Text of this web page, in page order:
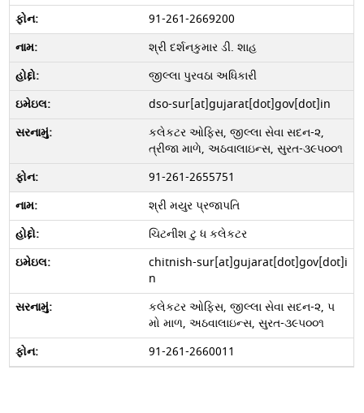
91-261-2669200
શ્રી દર્શનકુમાર ડી. શાહ
જીલ્લા પુરવઠા અધિકારી
dso-sur[at]gujarat[dot]gov[dot]in
કલેકટર ઓફિસ, જીલ્લા સેવા સદન-૨,
ત્રીજા માળે, અઠવાલાઇન્સ, સુરત-૩૯૫૦૦૧
91-261-2655751
શ્રી મયુર પ્રજાપતિ
ચિટનીશ ટુ ધ કલેકટર
chitnish-sur[at]gujarat[dot]gov[dot]i
n
કલેકટર ઓફિસ, જીલ્લા સેવા સદન-૨, ૫
મો માળ, અઠવાલાઇન્સ, સુરત-૩૯૫૦૦૧
91-261-2660011